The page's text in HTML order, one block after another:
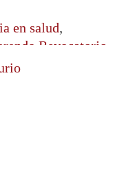
en salud,
Revocatorio